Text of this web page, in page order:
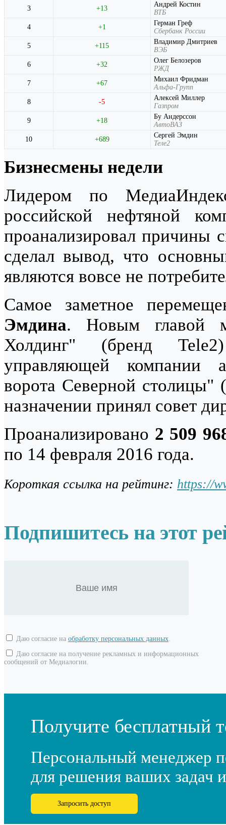
3
+13
Андрей Костин
ВТБ
4
+1
Герман Греф
Сбербанк России
5
+115
Владимир Дмитриев
ВЭБ
6
+32
Олег Белозеров
РЖД
7
+67
Михаил Фридман
Альфа-Групп
8
-5
Алексей Миллер
Газпром
9
+18
Бу Андерссон
АвтоВАЗ
10
+689
Сергей Эмдин
Теле2
Бизнесмены недели
Лидером по
российской нефтяной
проанализировал причины
сделал вывод, что
являются вовсе не
Самое заметное
Эмдина. Новым главой
Холдинг" (бренд
управляющей компании
ворота Северной
назначении принял совет
Проанализировано 2 509
по 14 февраля 2016 года.
Короткая ссылка на рейтинг: https://
Подпишитесь на этот
Даю согласие на обработку персональных данных.
Даю согласие на получение рекламных и информационных
сообщений от Медиалогии.
Получите бесплатный
Персональный менеджер
для решения ваших задач
Запросить доступ